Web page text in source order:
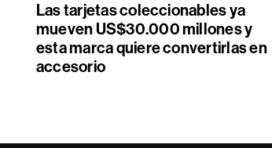
Las tarjetas coleccionables ya
mueven US$30.000 millones y
esta marca quiere convertirlas en
accesorio